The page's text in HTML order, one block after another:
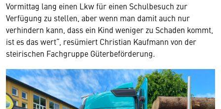
Vormittag lang einen Lkw für einen Schulbesuch zur
Verfügung zu stellen, aber wenn man damit auch nur
verhindern kann, dass ein Kind weniger zu Schaden kommt,
ist es das wert“, resümiert Chris­tian Kaufmann von der
steirischen Fachgruppe Güterbeförderung.